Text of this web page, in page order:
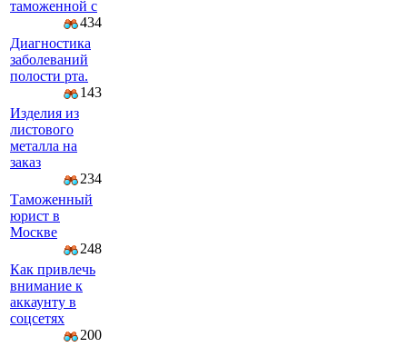
таможенной с
434
Диагностика
заболеваний
полости рта.
143
Изделия из
листового
металла на
заказ
234
Таможенный
юрист в
Москве
248
Как привлечь
внимание к
аккаунту в
соцсетях
200